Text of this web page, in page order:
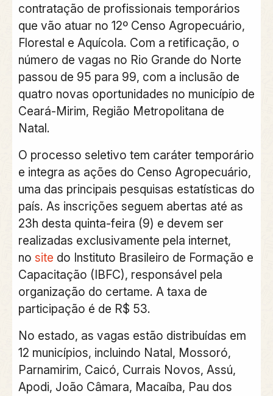
contratação de profissionais temporários
que vão atuar no 12º Censo Agropecuário,
Florestal e Aquícola. Com a retificação, o
número de vagas no Rio Grande do Norte
passou de 95 para 99, com a inclusão de
quatro novas oportunidades no município de
Ceará-Mirim, Região Metropolitana de
Natal.
O processo seletivo tem caráter temporário
e integra as ações do Censo Agropecuário,
uma das principais pesquisas estatísticas do
país. As inscrições seguem abertas até as
23h desta quinta-feira (9) e devem ser
realizadas exclusivamente pela internet,
no site do Instituto Brasileiro de Formação e
Capacitação (IBFC), responsável pela
organização do certame. A taxa de
participação é de R$ 53.
No estado, as vagas estão distribuídas em
12 municípios, incluindo Natal, Mossoró,
Parnamirim, Caicó, Currais Novos, Assú,
Apodi, João Câmara, Macaíba, Pau dos